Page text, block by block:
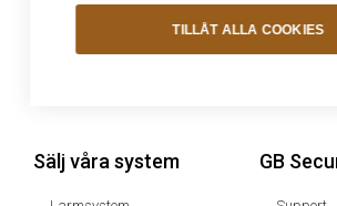
Dimsystem
Sälj våra system GB
TILLÅT ALLA COOKIES